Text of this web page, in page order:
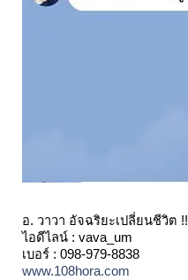
อ. วาวา อัจฉริยะเปลี่ยนชีวิต !!
ไอดีไลน์ : vava_um
เบอร์ : 098-979-8838
www.108hora.com